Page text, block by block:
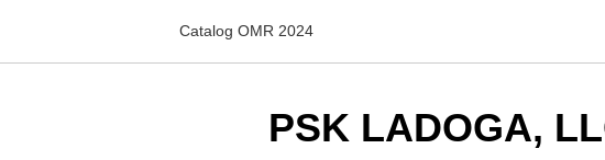
Catalog OMR 2024
PSK LADOGA,